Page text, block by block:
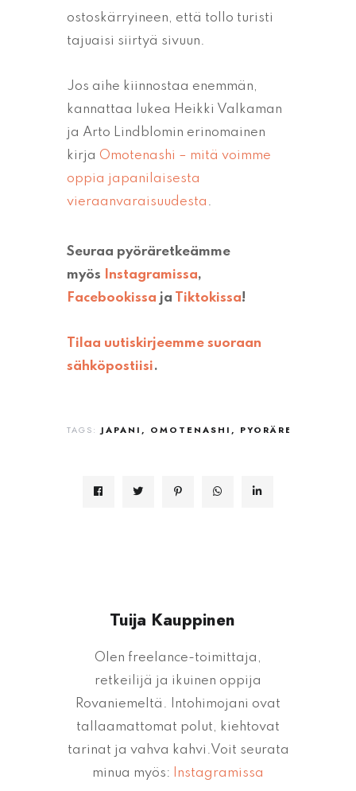
ostoskärryineen, että tollo turisti
tajuaisi siirtyä sivuun.
Jos aihe kiinnostaa enemmän,
kannattaa lukea Heikki Valkaman
ja Arto Lindblomin erinomainen
kirja Omotenashi – mitä voimme
oppia japanilaisesta
vieraanvaraisuudesta .
Seuraa pyöräretkeämme
myös
Instagramissa,
Facebookissa ja Tiktokissa!
Tilaa uutiskirjeemme suoraan
sähköpostiisi.
TAGS: JAPANI OMOTENASHI PYÖRÄRETKI
Tuija Kauppinen
Olen freelance-toimittaja,
retkeilijä ja ikuinen oppija
Rovaniemeltä. Intohimojani ovat
tallaamattomat polut, kiehtovat
tarinat ja vahva kahvi.Voit seurata
minua myös:
Instagramissa